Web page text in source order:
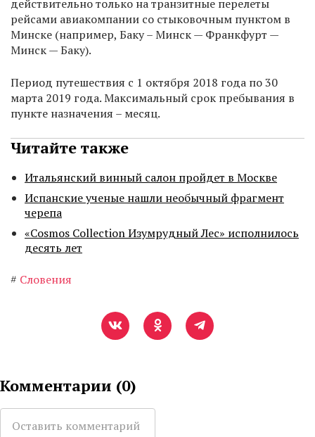
действительно только на транзитные перелеты
рейсами авиакомпании со стыковочным пунктом в
Минске (например, Баку – Минск — Франкфурт —
Минск — Баку).
Период путешествия с 1 октября 2018 года по 30
марта 2019 года. Максимальный срок пребывания в
пункте назначения – месяц.
Читайте также
Итальянский винный салон пройдет в Москве
Испанские ученые нашли необычный фрагмент
черепа
«Cosmos Collection Изумрудный Лес» исполнилось
десять лет
# Словения
Комментарии (0)